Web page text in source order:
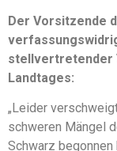
Der Vorsitzende
stellvertretender
Landtages:
„Leider
schweren Mängel
Schwarz